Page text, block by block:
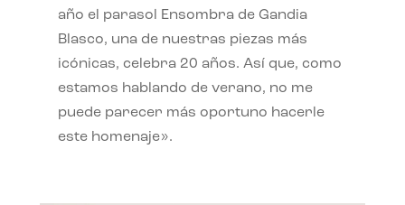
año el parasol Ensombra de Gandia
Blasco, una de nuestras piezas más
icónicas, celebra 20 años. Así que, como
estamos hablando de verano, no me
puede parecer más oportuno hacerle
este homenaje».